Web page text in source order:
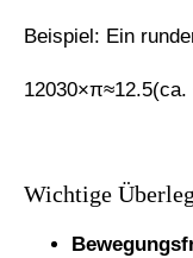
Beispiel: Ein
Wichtige